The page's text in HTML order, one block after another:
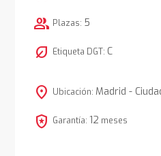
group Plazas: 5
nest_eco_leaf Etiqueta DGT: C
location_on Ubicación: Madrid -
local_police Garantía: 12 meses